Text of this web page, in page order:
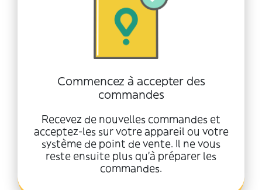
Commencez à accepter des
commandes
Recevez de nouvelles commandes et
acceptez-les sur votre appareil ou votre
système de point de vente. Il ne vous
reste ensuite plus qu'à préparer les
commandes.